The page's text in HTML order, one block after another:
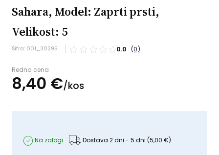
Sahara, Model: Zaprti prsti,
Velikost: 5
Šifra: 001_30295 0.0 (0)
Redna cena
8,40 €/kos
Na zalogi Dostava 2 dni - 5 dni (5,00 €)